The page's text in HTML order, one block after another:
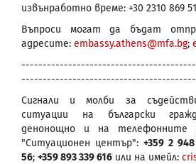
извънработно време: +30 2310 869
Въпроси могат да бъдат
адресите: embassy.athens@mfa.bg;
Сигнали и молби за
ситуации на български
денонощно и на телефонните
"Ситуационен център": +359 2
56; +359 893 339 616 или на имейл: